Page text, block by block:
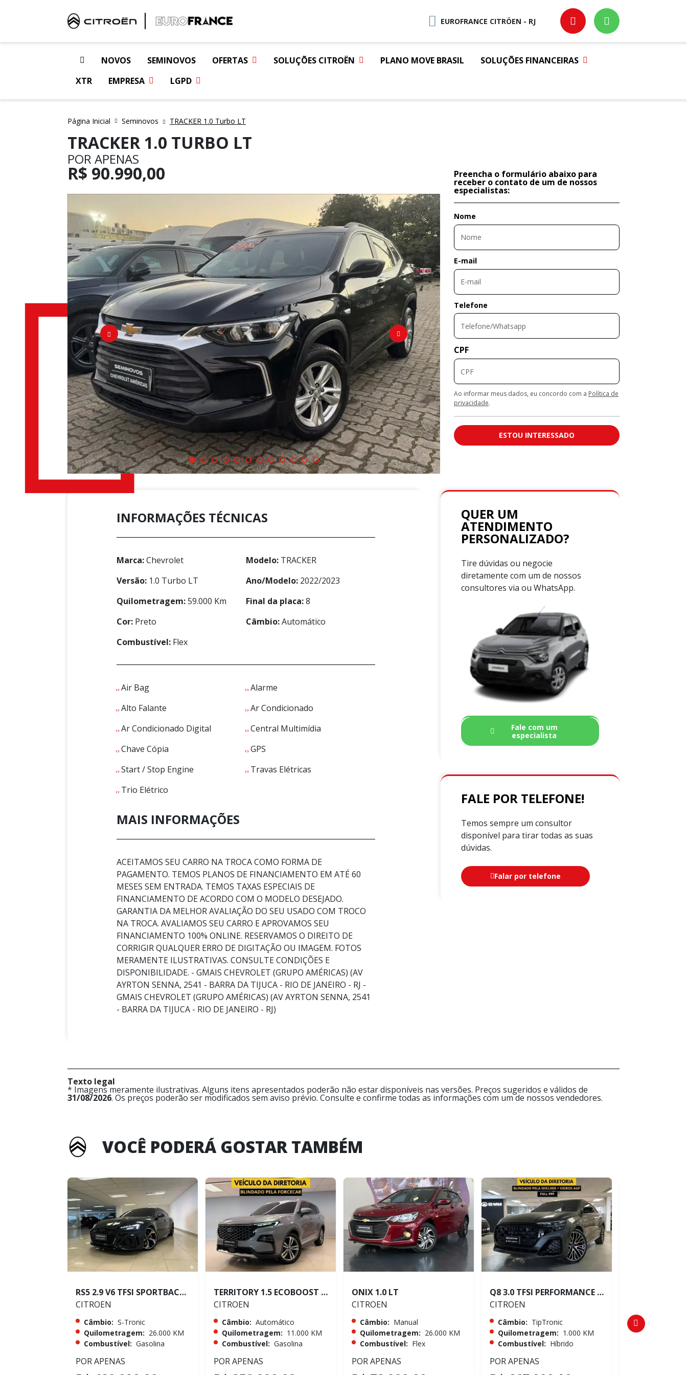
EUROFRANCE CITRÖEN - RJ
NOVOS SEMINOVOS OFERTAS SOLUÇÕES CITROËN PLANO MOVE BRASIL
SOLUÇÕES FINANCEIRAS
XTR
EMPRESA LGPD
Página Inicial Seminovos TRACKER 1.0 Turbo LT
TRACKER 1.0 TURBO LT
POR APENAS
R$ 90.990,00 Preencha o formulário abaixo para
receber o contato de um de nossos
especialistas:
Nome
E-mail
Telefone
CPF
Ao informar meus dados, eu concordo com a Política de
privacidade.
ESTOU INTERESSADO
INFORMAÇÕES TÉCNICAS
Marca:Chevrolet Modelo: TRACKER
Versão: 1.0 Turbo LT Ano/Modelo: 2022/2023
Quilometragem:59.000 Km Final da placa:8
Cor: Preto Câmbio:Automático
Combustível: Flex
Air Bag
Alarme
Alto Falante
Ar Condicionado
Ar Condicionado Digital
Central Multimídia
Chave Cópia
GPS
Start / Stop Engine
Travas Elétricas
Trio Elétrico
MAIS INFORMAÇÕES
ACEITAMOS SEU CARRO NA TROCA COMO FORMA DE
PAGAMENTO. TEMOS PLANOS DE FINANCIAMENTO EM ATÉ 60
MESES SEM ENTRADA. TEMOS TAXAS ESPECIAIS DE
FINANCIAMENTO DE ACORDO COM O MODELO DESEJADO.
GARANTIA DA MELHOR AVALIAÇÃO DO SEU USADO COM TROCO
NA TROCA. AVALIAMOS SEU CARRO E APROVAMOS SEU
FINANCIAMENTO 100% ONLINE. RESERVAMOS O DIREITO DE
CORRIGIR QUALQUER ERRO DE DIGITAÇÃO OU IMAGEM. FOTOS
MERAMENTE ILUSTRATIVAS. CONSULTE CONDIÇÕES E
DISPONIBILIDADE. - GMAIS CHEVROLET (GRUPO AMÉRICAS) (AV
AYRTON SENNA, 2541 - BARRA DA TIJUCA - RIO DE JANEIRO - RJ -
GMAIS CHEVROLET (GRUPO AMÉRICAS) (AV AYRTON SENNA, 2541
- BARRA DA TIJUCA - RIO DE JANEIRO - RJ)
QUER UM
ATENDIMENTO
PERSONALIZADO?
Tire dúvidas ou negocie
diretamente com um de nossos
consultores via ou WhatsApp.
Fale com um
especialista
FALE POR TELEFONE!
Temos sempre um consultor
disponível para tirar todas as suas
dúvidas.
Falar por telefone
Texto legal
* Imagens meramente ilustrativas. Alguns itens apresentados poderão não estar disponíveis nas versões. Preços sugeridos e válidos de
31/08/2026. Os preços poderão ser modificados sem aviso prévio. Consulte e confirme todas as informações com um de nossos vendedores.
VOCÊ PODERÁ GOSTAR TAMBÉM
RS5 2.9 V6 TFSI SPORTBACK QUATTRO
CITROEN
Câmbio: S-Tronic
Quilometragem: 26.000 KM
Combustível: Gasolina
POR APENAS
TERRITORY 1.5 ECOBOOST GTDI TITANIUM
CITROEN
Câmbio: Automático
Quilometragem: 11.000 KM
Combustível: Gasolina
POR APENAS
ONIX 1.0 LT
CITROEN
Câmbio: Manual
Quilometragem: 26.000 KM
Combustível: Flex
POR APENAS
Q8 3.0 TFSI PERFORMANCE BLACK QUATTRO
CITROEN
Câmbio: TipTronic
Quilometragem: 1.000 KM
Combustível: Híbrido
POR APENAS
Câmbio: